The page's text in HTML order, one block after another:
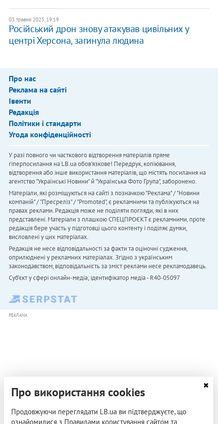
03 травня 2025, 19:19
Російський дрон знову атакував цивільних у
центрі Херсона, загинула людина
Про нас
Реклама на сайті
Івенти
Редакція
Політики і стандарти
Угода конфіденційності
У разі повного чи часткового відтворення матеріалів пряме
гіперпосилання на LB.ua обов'язкове! Передрук, копіювання,
відтворення або інше використання матеріалів, що містять посилання на
агентство "Українськi Новини" й "Українська Фото Група", заборонено.
Матеріали, які розміщуються на сайті з позначкою "Реклама" / "Новини
компаній" / "Пресреліз" / "Promoted", є рекламними та публікуються на
правах реклами. Редакція може не поділяти погляди, які в них
представлені. Матеріали з плашкою СПЕЦПРОЄКТ є рекламними, проте
редакція бере участь у підготовці цього контенту і поділяє думки,
висловлені у цих матеріалах.
Редакція не несе відповідальності за факти та оціночні судження,
оприлюднені у рекламних матеріалах. Згідно з українським
законодавством, відповідальність за зміст реклами несе рекламодавець.
Cуб'єкт у сфері онлайн-медіа; ідентифікатор медіа - R40-05097
РЕКЛАМА
Про використання cookies
Продовжуючи переглядати LB.ua ви підтверджуєте, що
ознайомилися з Правилами користування сайтом та